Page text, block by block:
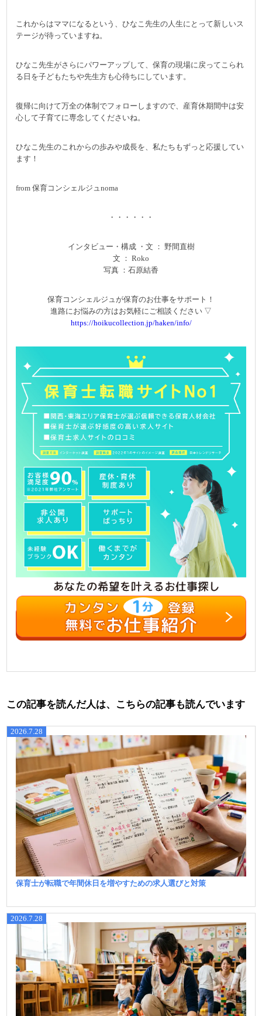
これからはママになるという、ひなこ先生の人生にとって新しいス
テージが待っていますね。
ひなこ先生がさらにパワーアップして、保育の現場に戻ってこられ
る日を子どもたちや先生方も心待ちにしています。
復帰に向けて万全の体制でフォローしますので、産育休期間中は安
心して子育てに専念してくださいね。
ひなこ先生のこれからの歩みや成長を、私たちもずっと応援してい
ます！
from 保育コンシェルジュnoma
・・・・・・
インタビュー・構成 ・文 ： 野間直樹
文 ： Roko
写真 ：石原結香
保育コンシェルジュが保育のお仕事をサポート！
進路にお悩みの方はお気軽にご相談ください ▽
https://hoikucollection.jp/haken/info/
この記事を読んだ人は、こちらの記事も読んでいます
2026.7.28
保育士が転職で年間休日を増やすための求人選びと対策
2026.7.28